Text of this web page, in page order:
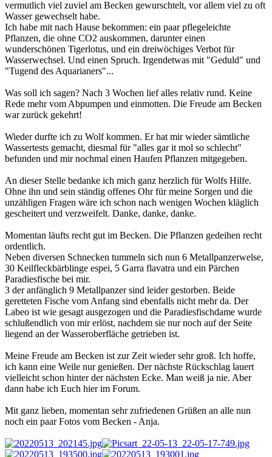
vermutlich viel zuviel am Becken gewurschtelt, vor allem viel zu oft
Wasser gewechselt habe.
Ich habe mit nach Hause bekommen: ein paar pflegeleichte
Pflanzen, die ohne CO2 auskommen, darunter einen
wunderschönen Tigerlotus, und ein dreiwöchiges Verbot für
Wasserwechsel. Und einen Spruch. Irgendetwas mit "Geduld" und
"Tugend des Aquarianers"...
Was soll ich sagen? Nach 3 Wochen lief alles relativ rund. Keine
Rede mehr vom Abpumpen und einmotten. Die Freude am Becken
war zurück gekehrt!
Wieder durfte ich zu Wolf kommen. Er hat mir wieder sämtliche
Wassertests gemacht, diesmal für "alles gar it mol so schlecht"
befunden und mir nochmal einen Haufen Pflanzen mitgegeben.
An dieser Stelle bedanke ich mich ganz herzlich für Wolfs Hilfe.
Ohne ihn und sein ständig offenes Ohr für meine Sorgen und die
unzähligen Fragen wäre ich schon nach wenigen Wochen kläglich
gescheitert und verzweifelt. Danke, danke, danke.
Momentan läufts recht gut im Becken. Die Pflanzen gedeihen recht
ordentlich.
Neben diversen Schnecken tummeln sich nun 6 Metallpanzerwelse,
30 Keilfleckbärblinge espei, 5 Garra flavatra und ein Pärchen
Paradiesfische bei mir.
3 der anfänglich 9 Metallpanzer sind leider gestorben. Beide
geretteten Fische vom Anfang sind ebenfalls nicht mehr da. Der
Labeo ist wie gesagt ausgezogen und die Paradiesfischdame wurde
schlußendlich von mir erlöst, nachdem sie nur noch auf der Seite
liegend an der Wasseroberfläche getrieben ist.
Meine Freude am Becken ist zur Zeit wieder sehr groß. Ich hoffe,
ich kann eine Weile nur genießen. Der nächste Rückschlag lauert
vielleicht schon hinter der nächsten Ecke. Man weiß ja nie. Aber
dann habe ich Euch hier im Forum.
Mit ganz lieben, momentan sehr zufriedenen Grüßen an alle nun
noch ein paar Fotos vom Becken - Anja.